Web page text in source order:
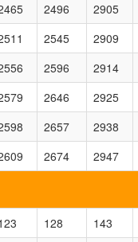
2496 2905
2545 2909
2596 2914
2646 2925
2657 2938
2674 2947
128 143